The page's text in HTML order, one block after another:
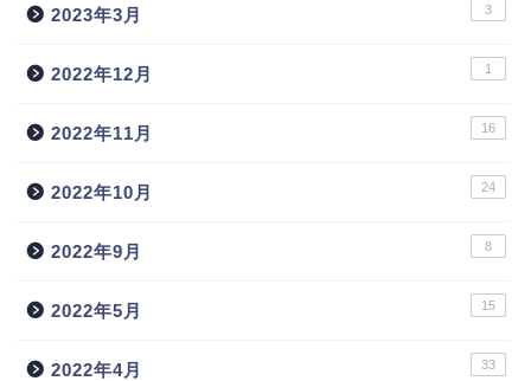
2023年3月 3
2022年12月 1
2022年11月 16
2022年10月 24
2022年9月 8
2022年5月 15
2022年4月 33